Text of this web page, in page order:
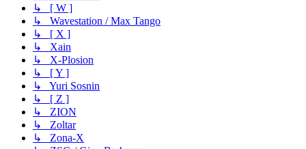
↳ [ W ]
↳ Wavestation / Max Tango
↳ [ X ]
↳ Xain
↳ X-Plosion
↳ [ Y ]
↳ Yuri Sosnin
↳ [ Z ]
↳ ZION
↳ Zoltar
↳ Zona-X